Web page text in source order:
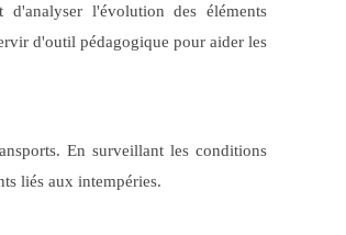
l'évolution des éléments
d'outil pédagogique pour aider les
En surveillant les conditions
liés aux intempéries.